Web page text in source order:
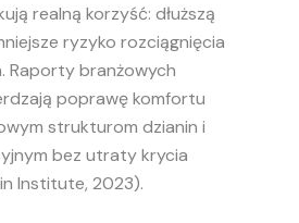
realną korzyść: dłuższą
ryzyko rozciągnięcia
Raporty branżowych
poprawę komfortu
strukturom dzianin i
bez utraty krycia
Institute, 2023).